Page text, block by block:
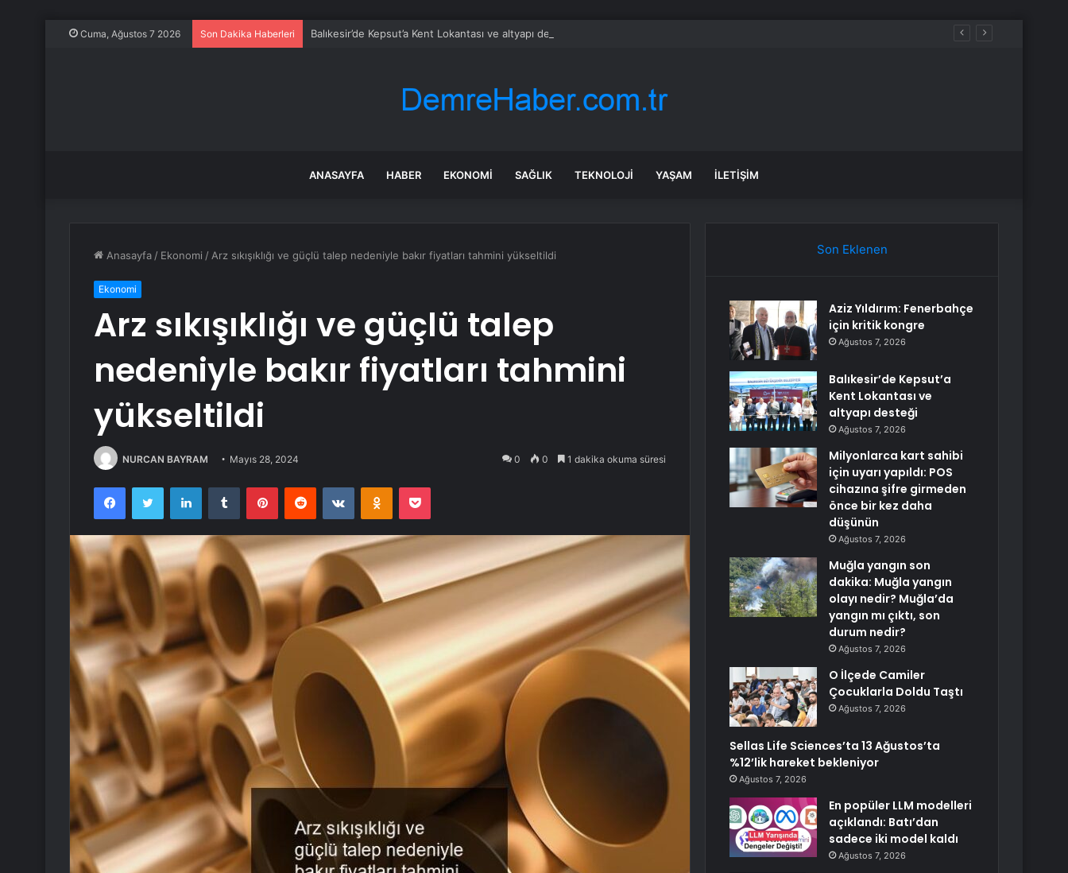
Cuma, Ağustos 7 2026 Son Dakika Haberleri Balıkesir’de Kepsut’a Kent Lokantası ve altyapı desteği
ANASAYFA HABER EKONOMI SAĞLIK TEKNOLOJI YAŞAM İLETIŞIM
Anasayfa / Ekonomi / Arz sıkışıklığı ve güçlü talep nedeniyle bakır fiyatları tahmini yükseltildi
Ekonomi
Arz sıkışıklığı ve güçlü talep
nedeniyle bakır fiyatları tahmini
yükseltildi
NURCAN BAYRAM Mayıs 28, 2024 0 0 1 dakika okuma süresi
FacebookTwitter LinkedInTumblr PinterestReddit VKontakteOdnoklassniki
Pocket
Son Eklenen
Aziz Yıldırım: Fenerbahçe
için kritik kongre
Ağustos 7, 2026
Balıkesir’de Kepsut’a
Kent Lokantası ve
altyapı desteği
Ağustos 7, 2026
Milyonlarca kart sahibi
için uyarı yapıldı: POS
cihazına şifre girmeden
önce bir kez daha
düşünün
Ağustos 7, 2026
Muğla yangın son
dakika: Muğla yangın
olayı nedir? Muğla’da
yangın mı çıktı, son
durum nedir?
Ağustos 7, 2026
O İlçede Camiler
Çocuklarla Doldu Taştı
Ağustos 7, 2026
Sellas Life Sciences’ta 13 Ağustos’ta
%12’lik hareket bekleniyor
Ağustos 7, 2026
En popüler LLM modelleri
açıklandı: Batı’dan
sadece iki model kaldı
Ağustos 7, 2026